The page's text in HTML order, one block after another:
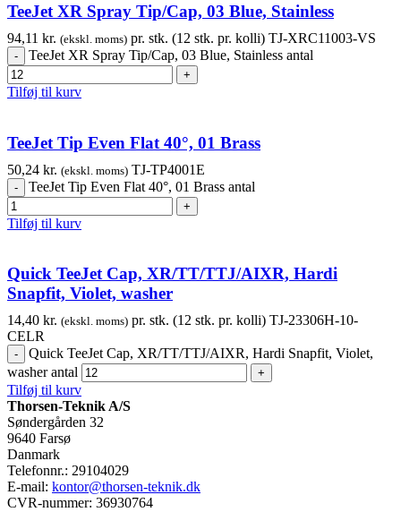
TeeJet XR Spray Tip/Cap, 03 Blue, Stainless
94,11 kr. (ekskl. moms) pr. stk. (12 stk. pr. kolli) TJ-XRC11003-VS
TeeJet XR Spray Tip/Cap, 03 Blue, Stainless antal
Tilføj til kurv
TeeJet Tip Even Flat 40°, 01 Brass
50,24 kr. (ekskl. moms) TJ-TP4001E
TeeJet Tip Even Flat 40°, 01 Brass antal
Tilføj til kurv
Quick TeeJet Cap, XR/TT/TTJ/AIXR, Hardi
Snapfit, Violet, washer
14,40 kr. (ekskl. moms) pr. stk. (12 stk. pr. kolli) TJ-23306H-10-
CELR
Quick TeeJet Cap, XR/TT/TTJ/AIXR, Hardi Snapfit, Violet,
washer antal
Tilføj til kurv
Thorsen-Teknik A/S
Søndergården 32
9640 Farsø
Danmark
Telefonnr.: 29104029
E-mail: kontor@thorsen-teknik.dk
CVR-nummer: 36930764